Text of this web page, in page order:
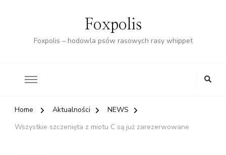
Foxpolis
Foxpolis – hodowla psów rasowych rasy whippet
Home Aktualności
NEWS
Wszystkie szczenięta z miotu C są już zarezerwowane